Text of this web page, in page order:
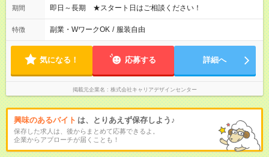
期間 即日～長期 ★スタート日はご相談ください！
特徴 副業・WワークOK / 服装自由
気になる！ 応募する 詳細へ
掲載元企業名 株式会社キャリアデザインセンター
興味のあるバイト は、とりあえず保存しよう♪
保存した求人は、後からまとめて応募できるよ。
企業からアプローチが届くことも！